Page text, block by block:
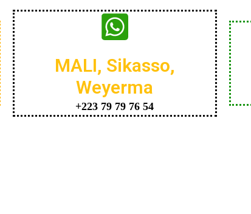
MALI, Sikasso,
Weyerma
+223 79 79 76 54